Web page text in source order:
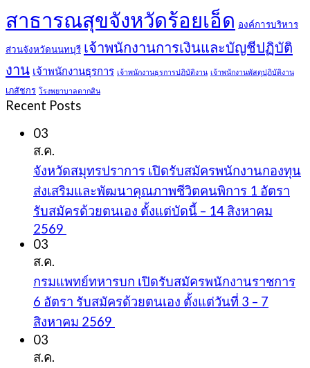
สาธารณสุขจังหวัดร้อยเอ็ด องค์การบริหาร
ส่วนจังหวัดนนทบุรี เจ้าพนักงานการเงินและบัญชีปฏิบัติ
งาน เจ้าพนักงานธุรการ เจ้าพนักงานธุรการปฏิบัติงาน เจ้าพนักงานพัสดุปฏิบัติงาน
เภสัชกร โรงพยาบาลตากสิน
Recent Posts
03
ส.ค.
จังหวัดสมุทรปราการ เปิดรับสมัครพนักงานกองทุน
ส่งเสริมและพัฒนาคุณภาพชีวิตคนพิการ 1 อัตรา
รับสมัครด้วยตนเอง ตั้งแต่บัดนี้ – 14 สิงหาคม
2569
03
ส.ค.
กรมแพทย์ทหารบก เปิดรับสมัครพนักงานราชการ
6 อัตรา รับสมัครด้วยตนเอง ตั้งแต่วันที่ 3 – 7
สิงหาคม 2569
03
ส.ค.